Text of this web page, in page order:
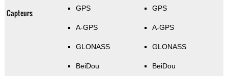
Capteurs GPS
A-GPS
GLONASS
BeiDou
GPS
A-GPS
GLONASS
BeiDou